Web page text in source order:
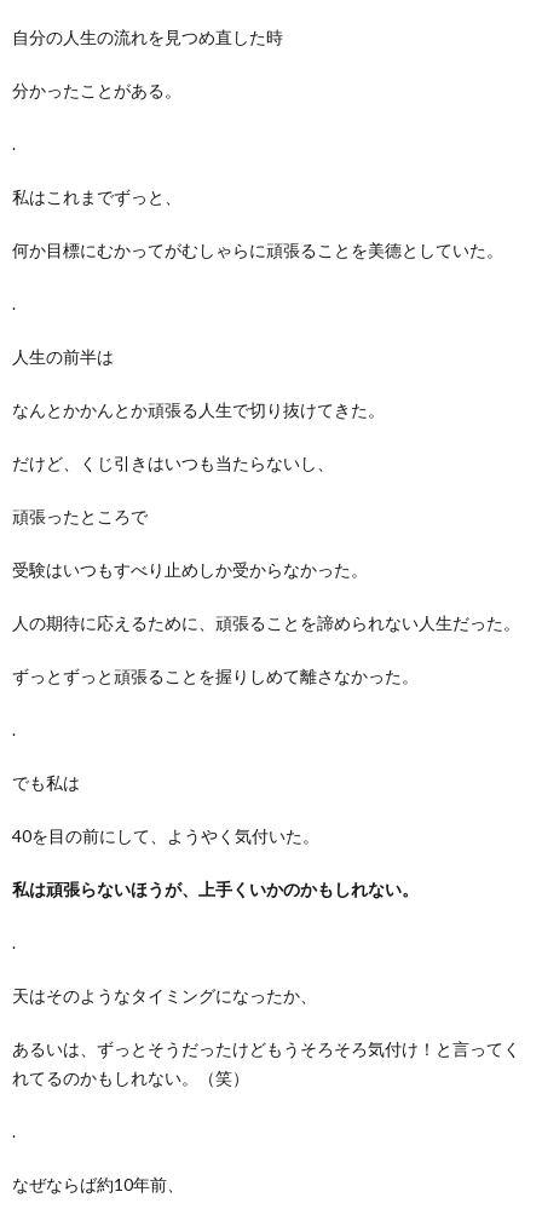
自分の人生の流れを見つめ直した時
分かったことがある。
.
私はこれまでずっと、
何か目標にむかってがむしゃらに頑張ることを美德としていた。
.
人生の前半は
なんとかかんとか頑張る人生で切り抜けてきた。
だけど、くじ引きはいつも当たらないし、
頑張ったところで
受験はいつもすべり止めしか受からなかった。
人の期待に応えるために、頑張ることを諦められない人生だった。
ずっとずっと頑張ることを握りしめて離さなかった。
.
でも私は
40を目の前にして、ようやく気付いた。
私は頑張らないほうが、上手くいかのかもしれない。
.
天はそのようなタイミングになったか、
あるいは、ずっとそうだったけどもうそろそろ気付け！と言ってく
れてるのかもしれない。（笑）
.
なぜならば約10年前、